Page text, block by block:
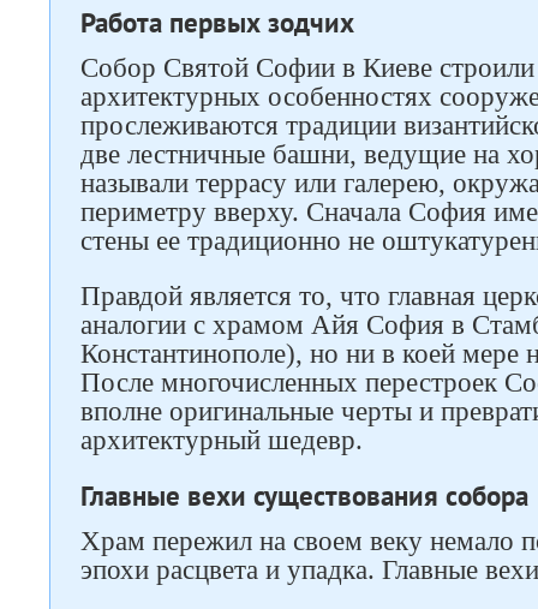
Работа первых зодчих
Собор Святой Софии в Киеве строили
архитектурных особенностях
прослеживаются традиции
две лестничные башни, ведущие на
называли террасу или галерею,
периметру вверху. Сначала София
стены ее традиционно не
Правдой является то, что главная
аналогии с храмом Айя София в
Константинополе), но ни в коей мере
После многочисленных перестроек
вполне оригинальные черты и
архитектурный шедевр.
Главные вехи существования собора
Храм пережил на своем веку немало
эпохи расцвета и упадка. Главные